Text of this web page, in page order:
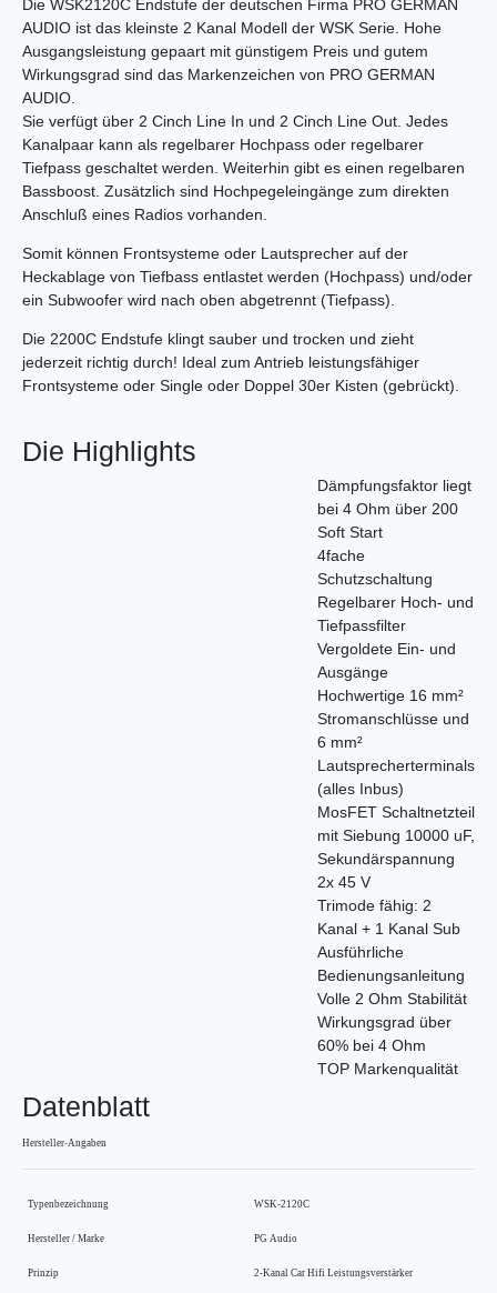
Die WSK2120C Endstufe der deutschen Firma PRO GERMAN
AUDIO ist das kleinste 2 Kanal Modell der WSK Serie. Hohe
Ausgangsleistung gepaart mit günstigem Preis und gutem
Wirkungsgrad sind das Markenzeichen von PRO GERMAN
AUDIO.
Sie verfügt über 2 Cinch Line In und 2 Cinch Line Out. Jedes
Kanalpaar kann als regelbarer Hochpass oder regelbarer
Tiefpass geschaltet werden. Weiterhin gibt es einen regelbaren
Bassboost. Zusätzlich sind Hochpegeleingänge zum direkten
Anschluß eines Radios vorhanden.
Somit können Frontsysteme oder Lautsprecher auf der
Heckablage von Tiefbass entlastet werden (Hochpass) und/oder
ein Subwoofer wird nach oben abgetrennt (Tiefpass).
Die 2200C Endstufe klingt sauber und trocken und zieht
jederzeit richtig durch! Ideal zum Antrieb leistungsfähiger
Frontsysteme oder Single oder Doppel 30er Kisten (gebrückt).
Die Highlights
Dämpfungsfaktor liegt
bei 4 Ohm über 200
Soft Start
4fache
Schutzschaltung
Regelbarer Hoch- und
Tiefpassfilter
Vergoldete Ein- und
Ausgänge
Hochwertige 16 mm²
Stromanschlüsse und
6 mm²
Lautsprecherterminals
(alles Inbus)
MosFET Schaltnetzteil
mit Siebung 10000 uF,
Sekundärspannung
2x 45 V
Trimode fähig: 2
Kanal + 1 Kanal Sub
Ausführliche
Bedienungsanleitung
Volle 2 Ohm Stabilität
Wirkungsgrad über
60% bei 4 Ohm
TOP Markenqualität
Datenblatt
Hersteller-Angaben
Typenbezeichnung WSK-2120C
Hersteller / Marke PG Audio
Prinzip 2-Kanal Car Hifi Leistungsverstärker